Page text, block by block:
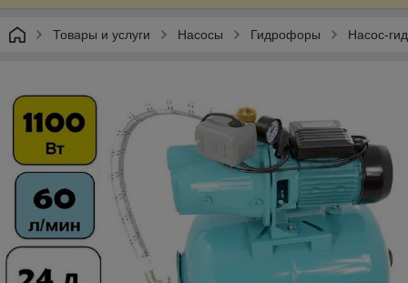
Товары и услуги Насосы Гидрофоры Насос-